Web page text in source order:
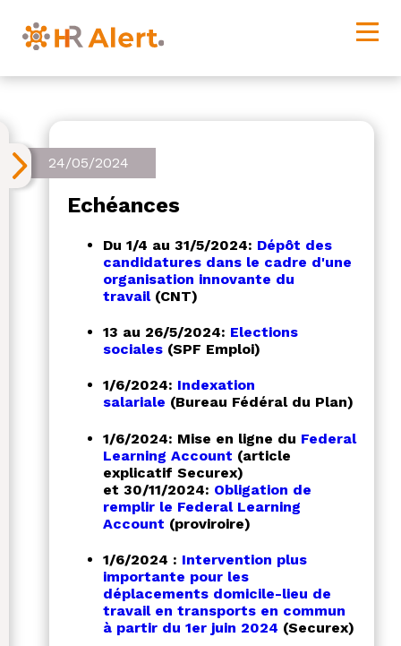
24/05/2024
Echéances
Du 1/4 au 31/5/2024: Dépôt des
candidatures dans le cadre d'une
organisation innovante du
travail(CNT)
13 au 26/5/2024: Elections
sociales (SPF Emploi)
1/6/2024: Indexation
salariale (Bureau Fédéral du Plan)
1/6/2024: Mise en ligne du Federal
Learning Account (article
explicatif Securex)
et 30/11/2024: Obligation de
remplir le Federal Learning
Account (proviroire)
1/6/2024 : Intervention plus
importante pour les
déplacements domicile-lieu de
travail en transports en commun
à partir du 1er juin 2024 (Securex)